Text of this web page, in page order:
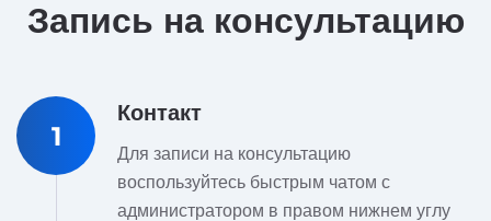
Запись на консультацию
1
Контакт
Для записи на консультацию
воспользуйтесь быстрым чатом с
администратором в правом нижнем углу